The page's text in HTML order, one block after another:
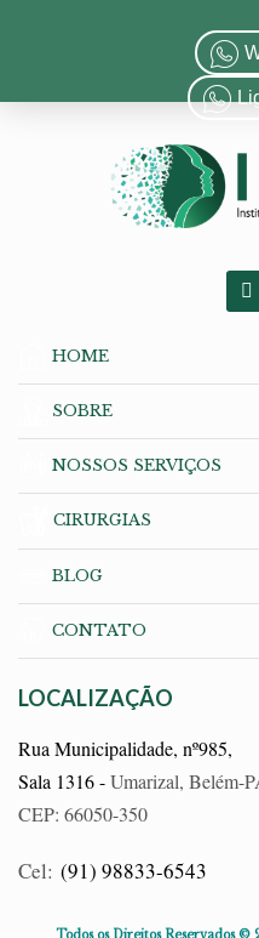
HOME
SOBRE
NOSSOS SERVIÇOS
CIRURGIAS
BLOG
CONTATO
LOCALIZAÇÃO
Rua Municipalidade, nº985,
Sala 1316 -Umarizal, Belém-
CEP: 66050-350
Cel: (91) 98833-6543